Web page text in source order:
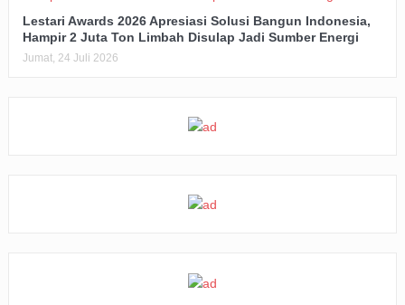
Lestari Awards 2026 Apresiasi Solusi Bangun Indonesia,
Hampir 2 Juta Ton Limbah Disulap Jadi Sumber Energi
Jumat, 24 Juli 2026